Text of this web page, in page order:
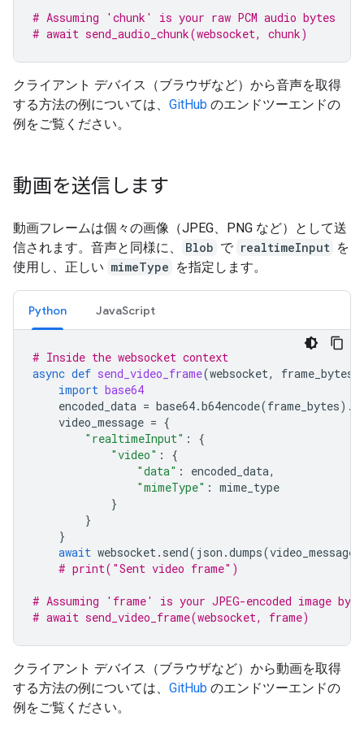
# Assuming 'chunk' is your raw PCM audio bytes
# await send_audio_chunk(websocket, chunk)
クライアント デバイス（ブラウザなど）から音声を取得
する方法の例については、 GitHub のエンドツーエンドの
例をご覧ください。
動画を送信します
動画フレームは個々の画像（JPEG、PNG など）として送
信されます。音声と同様に、
Blob で realtimeInput を
使用し、正しい mimeType を指定します。
Python JavaScript
# Inside the websocket context
async def send_video_frame(websocket, frame_bytes
import base64
encoded_data = base64.b64encode(frame_bytes) .
video_message = {
"realtimeInput" :
{
"video" :
{
"data" : encoded_data,
"mimeType" : mime_type
}
}
}
await websocket. send( json .dumps(video_message
# print("Sent video frame")
# Assuming 'frame' is your JPEG-encoded image
# await send_video_frame(websocket, frame)
クライアント デバイス（ブラウザなど）から動画を取得
する方法の例については、 GitHub のエンドツーエンドの
例をご覧ください。